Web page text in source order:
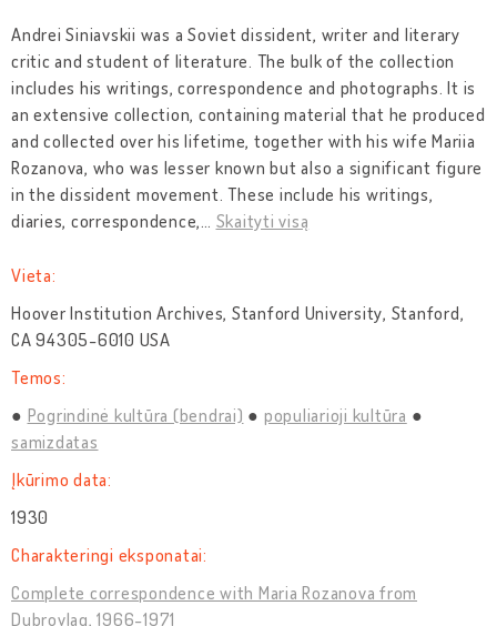
Andrei Siniavskii was a Soviet dissident, writer and literary
critic and student of literature. The bulk of the collection
includes his writings, correspondence and photographs. It is
an extensive collection, containing material that he produced
and collected over his lifetime, together with his wife Mariia
Rozanova, who was lesser known but also a significant figure
in the dissident movement. These include his writings,
diaries, correspondence,… Skaityti visą
Vieta:
Hoover Institution Archives, Stanford University, Stanford,
CA 94305-6010 USA
Temos:
Pogrindinė kultūra (bendrai)
populiarioji kultūra
samizdatas
Įkūrimo data:
1930
Charakteringi eksponatai:
Complete correspondence with Maria Rozanova from
Dubrovlag, 1966-1971